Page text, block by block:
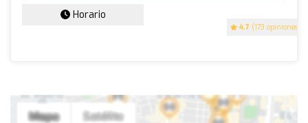
4.7 (173 opiniones)
Horario